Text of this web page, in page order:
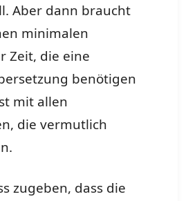
Aber dann braucht
minimalen
Zeit, die eine
benötigen
mit allen
die vermutlich
zugeben, dass die